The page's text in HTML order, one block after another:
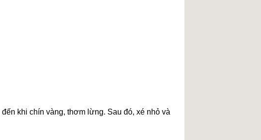
khi chín vàng, thơm lừng. Sau đó, xé nhỏ và